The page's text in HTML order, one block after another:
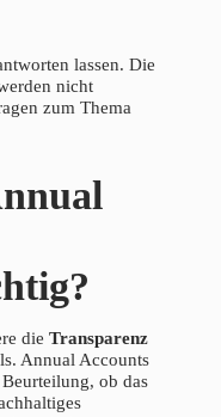
lassen. Die
nicht
zum Thema
die Transparenz
Annual Accounts
ob das